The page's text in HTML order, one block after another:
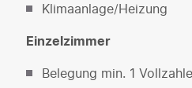
Klimaanlage/Heizung
Einzelzimmer
Belegung min. 1